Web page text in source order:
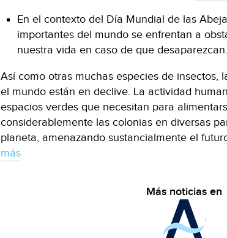
En el contexto del Día Mundial de las
importantes del mundo se enfrentan a
nuestra vida en caso de que desaparezcan.
Así como otras muchas especies de insectos,
el mundo están en declive. La actividad
espacios verdes que necesitan para
considerablemente las colonias en diversas
planeta, amenazando sustancialmente el
más
Más noticias en